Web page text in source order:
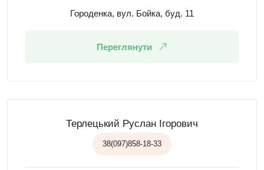
Городенка, вул. Бойка, буд. 11
Переглянути
Терлецький Руслан Ігорович
38(097)858-18-33